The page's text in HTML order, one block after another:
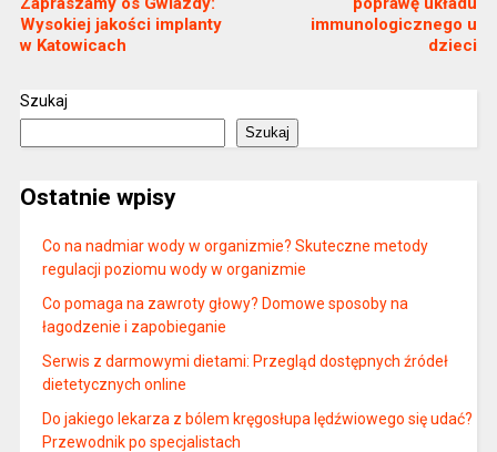
Wysokiej jakości implanty
w Katowicach
immunologicznego u
dzieci
Szukaj
Szukaj
Ostatnie wpisy
Co na nadmiar wody w organizmie? Skuteczne metody
regulacji poziomu wody w organizmie
Co pomaga na zawroty głowy? Domowe sposoby na
łagodzenie i zapobieganie
Serwis z darmowymi dietami: Przegląd dostępnych źródeł
dietetycznych online
Do jakiego lekarza z bólem kręgosłupa lędźwiowego się udać?
Przewodnik po specjalistach